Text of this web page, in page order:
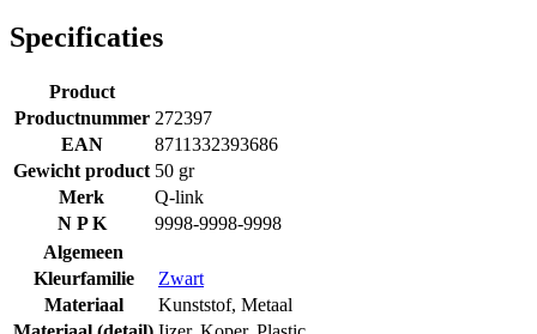
Specificaties
Product
Productnummer 272397
EAN
8711332393686
Gewicht product 50 gr
Merk
Q-link
N P K
9998-9998-9998
Algemeen
Kleurfamilie
Zwart
Materiaal
Kunststof, Metaal